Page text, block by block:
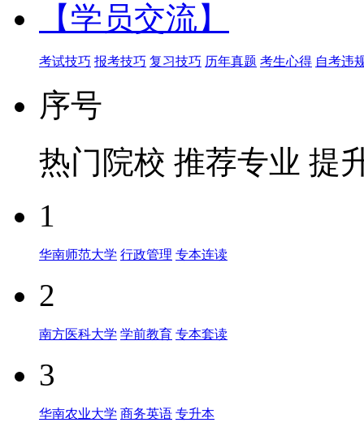
【学员交流】
考试技巧 报考技巧 复习技巧 历年真题 考生心得 自考违
序号
热门院校 推荐专业 提
1
华南师范大学 行政管理 专本连读
2
南方医科大学 学前教育 专本套读
3
华南农业大学 商务英语 专升本